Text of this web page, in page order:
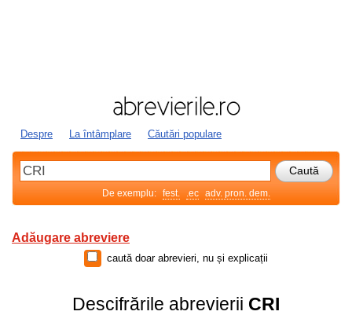
Despre La întâmplare Căutări populare
De exemplu: fest. .ec adv. pron. dem.
Adăugare abreviere
caută doar abrevieri, nu și explicații
Descifrările abrevierii CRI